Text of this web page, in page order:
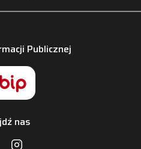
Publicznej
nas